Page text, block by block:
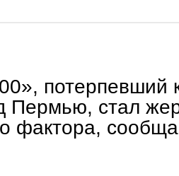
потерпевший
Пермью, стал
фактора,